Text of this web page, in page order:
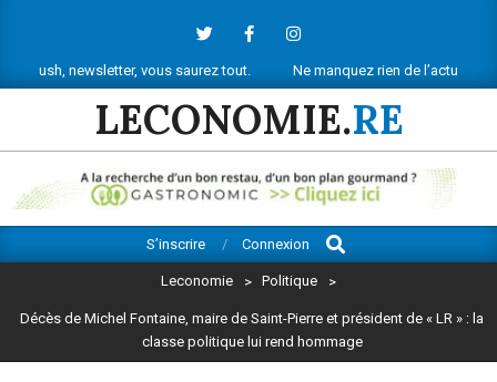
content
newsletter, vous saurez tout. Ne manquez rien de l’actu économique
LECONOMIE.RE
Navigation
S’inscrire Connexion
Search
Leconomie > Politique >
Décès de Michel Fontaine, maire de Saint-Pierre et président de « LR » : la
classe politique lui rend hommage